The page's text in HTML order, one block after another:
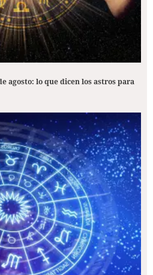
agosto: lo que dicen los astros para